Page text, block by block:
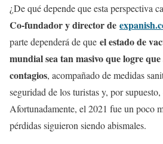
¿De qué depende que esta perspectiva
Co-fundador y director de
parte dependerá de que el estado de
mundial sea tan masivo que logre
contagios, acompañado de medidas
seguridad de los turistas y, por
Afortunadamente, el 2021 fue un poco
pérdidas siguieron siendo abismales.